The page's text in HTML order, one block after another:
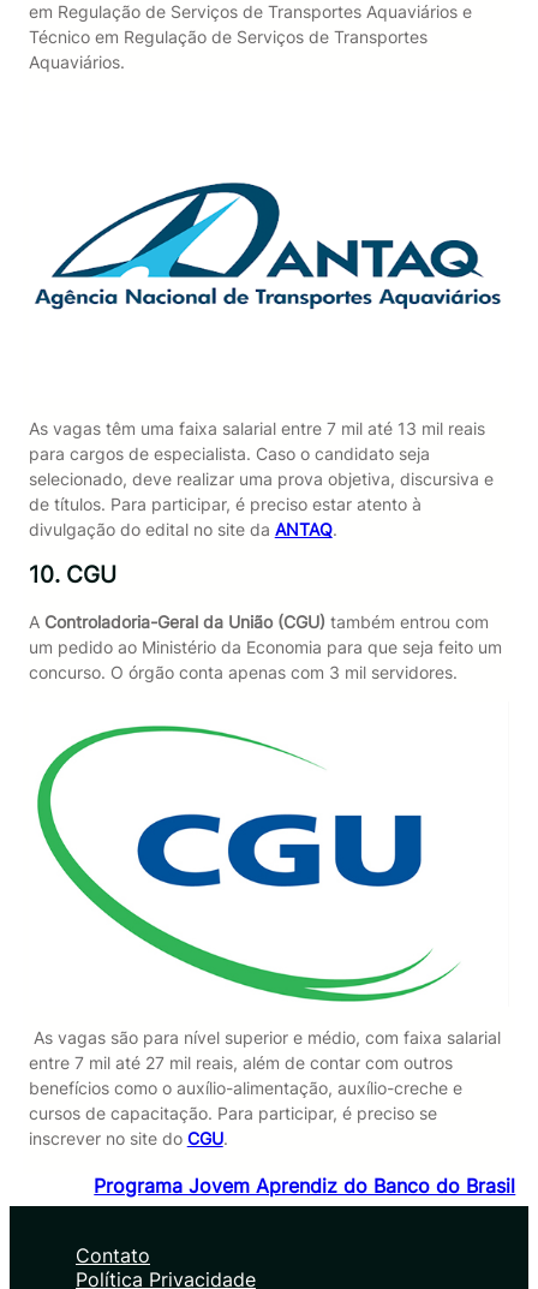
em Regulação de Serviços de Transportes Aquaviários e
Técnico em Regulação de Serviços de Transportes
Aquaviários.
As vagas têm uma faixa salarial entre 7 mil até 13 mil reais
para cargos de especialista. Caso o candidato seja
selecionado, deve realizar uma prova objetiva, discursiva e
de títulos. Para participar, é preciso estar atento à
divulgação do edital no site da ANTAQ.
10. CGU
A Controladoria-Geral da União (CGU) também entrou com
um pedido ao Ministério da Economia para que seja feito um
concurso. O órgão conta apenas com 3 mil servidores.
As vagas são para nível superior e médio, com faixa salarial
entre 7 mil até 27 mil reais, além de contar com outros
benefícios como o auxílio-alimentação, auxílio-creche e
cursos de capacitação. Para participar, é preciso se
inscrever no site do CGU.
Programa Jovem Aprendiz do Banco do Brasil
Contato
Política Privacidade